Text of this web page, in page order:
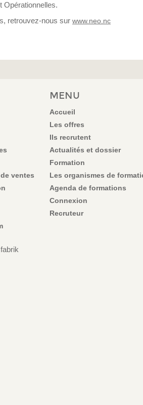
Opérationnelles.
retrouvez-nous sur www.neo.nc
ventes
MENU
Accueil
Les offres
Ils recrutent
Actualités et dossier
Formation
Les organismes de
Agenda de formations
Connexion
Recruteur